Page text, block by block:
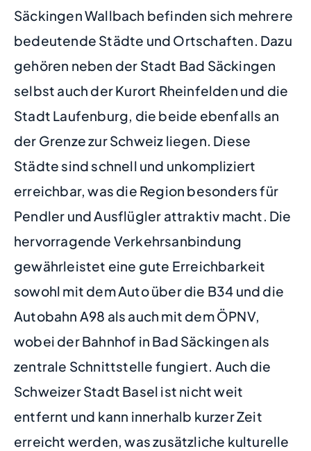
Säckingen Wallbach befinden sich mehrere
bedeutende Städte und Ortschaften. Dazu
gehören neben der Stadt Bad Säckingen
selbst auch der Kurort Rheinfelden und die
Stadt Laufenburg, die beide ebenfalls an
der Grenze zur Schweiz liegen. Diese
Städte sind schnell und unkompliziert
erreichbar, was die Region besonders für
Pendler und Ausflügler attraktiv macht. Die
hervorragende Verkehrsanbindung
gewährleistet eine gute Erreichbarkeit
sowohl mit dem Auto über die B34 und die
Autobahn A98 als auch mit dem ÖPNV,
wobei der Bahnhof in Bad Säckingen als
zentrale Schnittstelle fungiert. Auch die
Schweizer Stadt Basel ist nicht weit
entfernt und kann innerhalb kurzer Zeit
erreicht werden, was zusätzliche kulturelle